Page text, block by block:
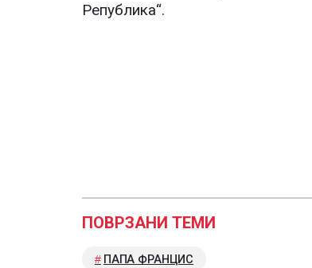
Република“.
ПОВРЗАНИ ТЕМИ
ПАПА ФРАНЦИС